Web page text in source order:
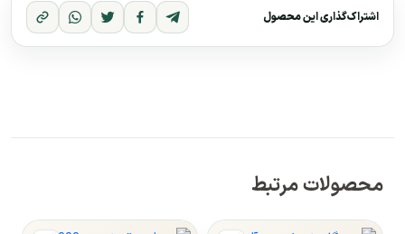
اشتراک‌گذاری این محصول
محصولات مرتبط